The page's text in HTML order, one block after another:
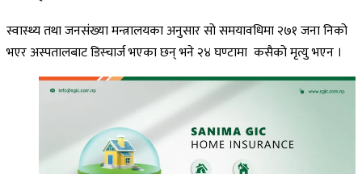
स्वास्थ्य तथा जनसंख्या मन्त्रालयका अनुसार सो समयावधिमा २७१ जना निको
भएर अस्पतालबाट डिस्चार्ज भएका छन् भने २४ घण्टामा कसैको मृत्यु भएन ।